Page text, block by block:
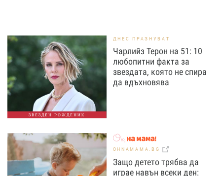
ЗВЕЗДЕН РОЖДЕНИК
ДНЕС ПРАЗНУВАТ
Чарлийз Терон на 51: 10
любопитни факта за
звездата, която не спира
да вдъхновява
OHNAMAMA.BG
Защо детето трябва да
играе навън всеки ден: